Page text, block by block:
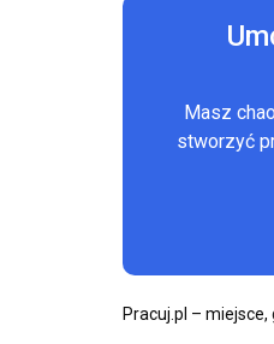
Masz
stworzyć
Pracuj.pl –